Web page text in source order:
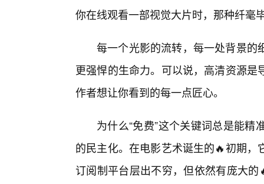
你在线观看一部视觉大片时，那种纤毫
每一个光影的流转，每一处背景的
更强悍的生命力。可以说，高清资源
作者想让你看到的每一点匠心。
为什么“免费”这个关键词总是能
的民主化。在电影艺术诞生的🔥初期
订阅制平台层出不穷，但依然有庞大